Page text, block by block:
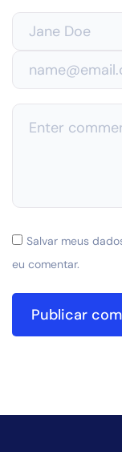
Salvar meus
eu comentar.